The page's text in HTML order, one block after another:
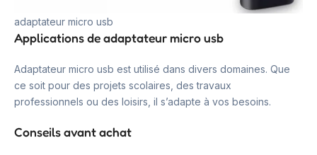
adaptateur micro usb
Applications de adaptateur micro usb
Adaptateur micro usb est utilisé dans divers domaines. Que
ce soit pour des projets scolaires, des travaux
professionnels ou des loisirs, il s’adapte à vos besoins.
Conseils avant achat